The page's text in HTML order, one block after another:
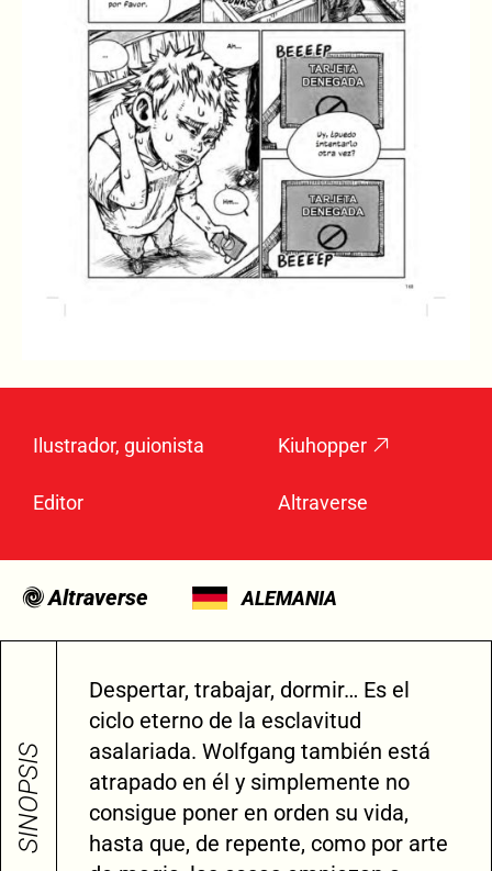
Ilustrador, guionista Kiuhopper
Editor Altraverse
Altraverse ALEMANIA
SINOPSIS
Despertar, trabajar, dormir… Es el
ciclo eterno de la esclavitud
asalariada. Wolfgang también está
atrapado en él y simplemente no
consigue poner en orden su vida,
hasta que, de repente, como por arte